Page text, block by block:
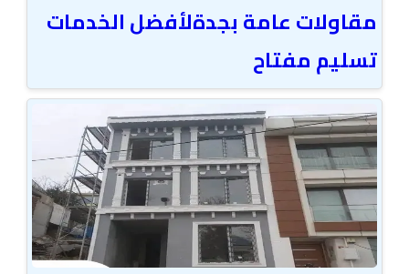
مقاولات عامة بجدةلأفضل الخدمات
تسليم مفتاح